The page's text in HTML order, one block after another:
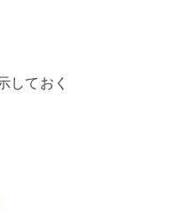
しておく